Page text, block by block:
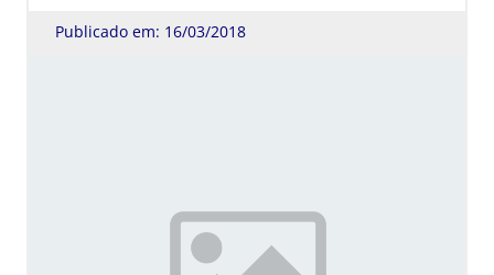
Publicado em: 16/03/2018